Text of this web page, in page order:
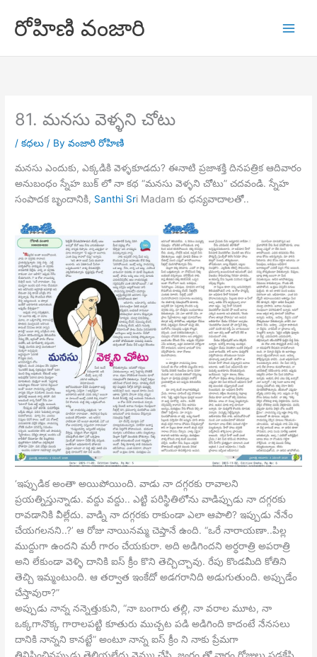
content
రోహిణి వంజారి
81. మనసు వెళ్ళని చోటు
/కధలు / Byవంజారి రోహిణి
మనసు ఎందుకు, ఎక్కడికి వెళ్ళకూడదు? ఈనాటి ప్రజాశక్తి దినపత్రిక ఆదివారం
అనుబంధం స్నేహ బుక్ లో నా కథ “మనసు వెళ్ళని చోటు” చదవండి. స్నేహ
సంపాదక బృందానికి, Santhi Sri Madam కు ధన్యవాదాలతో..
‘ఇప్పుడిక అంతా అయిపోయింది. వాడు నా దగ్గరకు రావాలని
ప్రయత్నిస్తున్నాడు. వద్దు వద్దు.. ఎట్టి పరిస్థితిలోను వాడిప్పుడు నా దగ్గరకు
రావడానికి వీల్లేదు. వాడ్ని నా దగ్గరకు రాకుండా ఎలా ఆపాలి? ఇప్పుడు నేనేం
చేయగలనని..?’ ఆ రోజు నాయినమ్మ చెప్తానే ఉంది. “ఒరే నారాయణా..పిల్ల
ముద్దుగా ఉందని మరీ గారం చేయకురా. అది అడిగిందని అర్ధరాత్రి అపరాత్రి
అని లేకుండా వెళ్ళి దానికి ఐస్ క్రీం కొని తెచ్చిచ్చావు. రేపు కొండమీది కోతిని
తెచ్చి ఇమ్మంటుంది. ఆ తర్వాత ఇంకేదో అడగరానిది అడుగుతుంది. అప్పుడేం
చేస్తావురా?”
అప్పుడు నాన్న నన్నెత్తుకుని, “నా బంగారు తల్లి, నా వరాల మూట, నా
ఒక్కగానొక్క గారాలపట్టి కూతురు ముచ్చట పడి అడిగింది కాదంటే నేనసలు
దానికి నాన్నని కానట్టే” అంటూ నాన్న ఐస్ క్రీం ని నాకు ప్రేమగా